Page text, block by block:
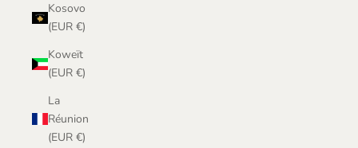
Kosovo
(EUR €)
Koweït
(EUR €)
La
Réunion
(EUR €)